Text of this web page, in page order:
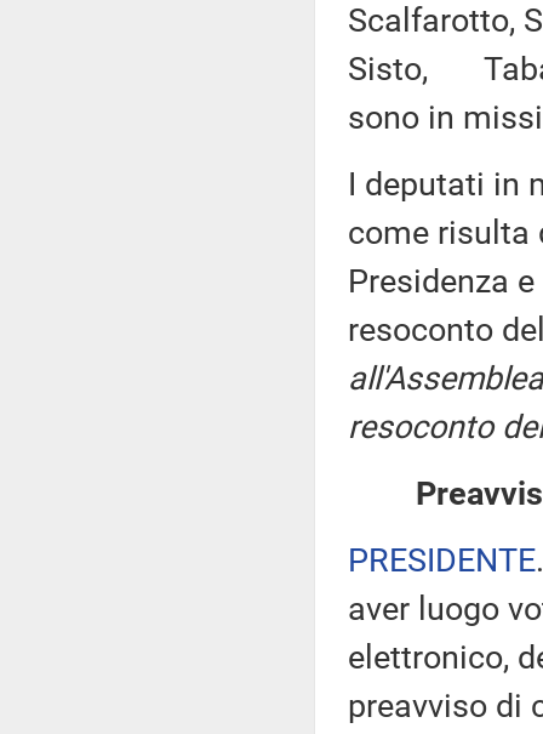
Scalfarotto,
Sisto,
sono in
I deputati in
come risulta
Presidenza
resoconto
resoconto
PRESIDENTE
aver luogo
elettronico,
preavviso di